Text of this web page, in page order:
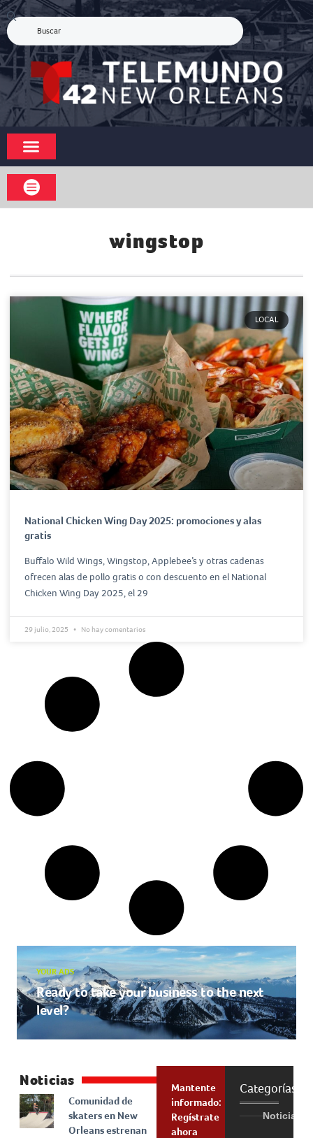
wingstop
LOCAL
National Chicken Wing Day 2025: promociones y alas
gratis
Buffalo Wild Wings, Wingstop, Applebee’s y otras cadenas
ofrecen alas de pollo gratis o con descuento en el National
Chicken Wing Day 2025, el 29
29 julio, 2025 No hay comentarios
YOUR ADS
Ready to take your business to the next
level?
Noticias
Comunidad de
skaters en New
Orleans estrenan
Mantente
informado:
Regístrate
ahora
Categorías
Noticias